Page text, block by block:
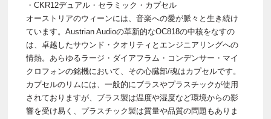
・CKR12デュアル・セラミック・カプセル
オーストリアのウィーンには、音楽への愛が脈々と生き続け
ています。Austrian Audioの革新的なOC818の中核をなすの
は、卓越したサウンド・クオリティとエンジニアリングへの
情熱。あらゆるラージ・ダイアフラム・コンデンサー・マイ
クロフォンの銘機において、その心臓部/魂はカプセルです。
カプセルのリムには、一般的にブラスやプラスチックが使用
されておりますが、ブラス製は温度や湿度など環境からの影
響を受け易く、プラスチック製は質量や品質の問題もありま